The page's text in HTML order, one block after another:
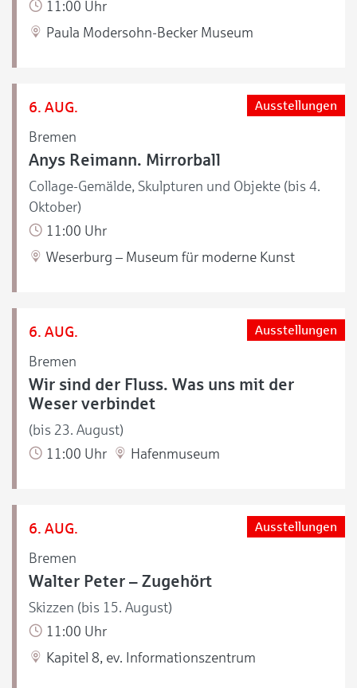
11:00 Uhr
Paula Modersohn-Becker Museum
6. AUG.
Bremen
Ausstellungen
Anys Reimann. Mirrorball
Collage-Gemälde, Skulpturen und Objekte (bis 4.
Oktober)
11:00 Uhr
Weserburg – Museum für moderne Kunst
6. AUG.
Bremen
Ausstellungen
Wir sind der Fluss. Was uns mit der
Weser verbindet
(bis 23. August)
11:00 Uhr
Hafenmuseum
6. AUG.
Bremen
Ausstellungen
Walter Peter – Zugehört
Skizzen (bis 15. August)
11:00 Uhr
Kapitel 8, ev. Informationszentrum